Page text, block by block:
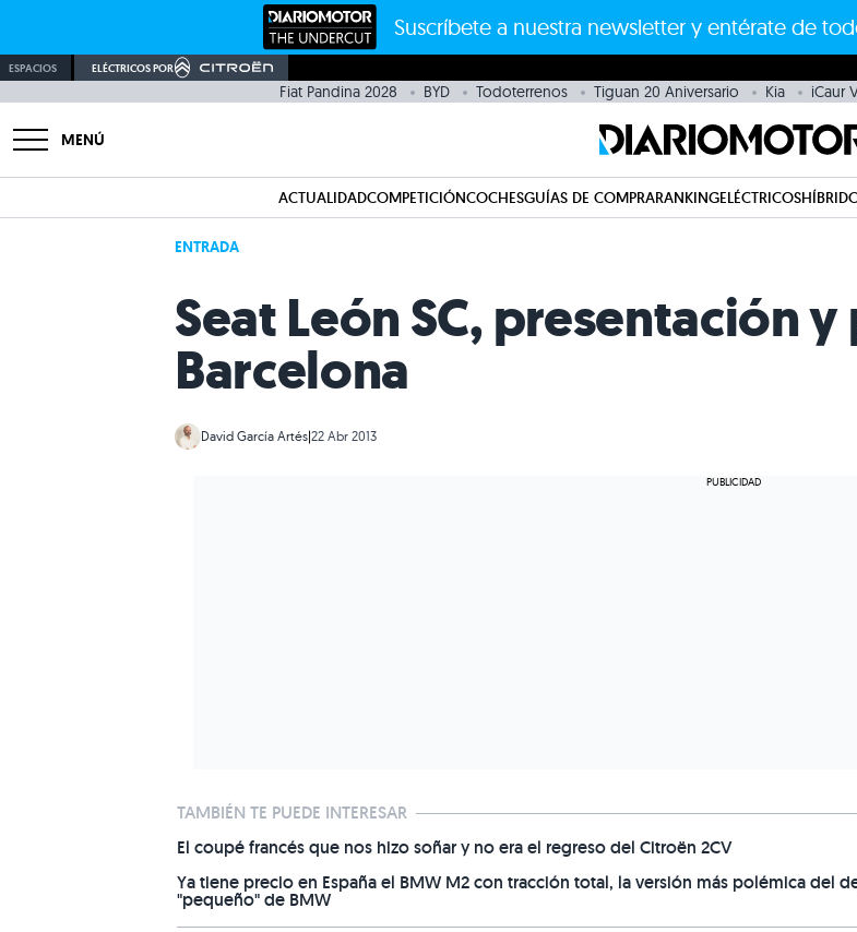
Suscríbete a nuestra newsletter y entérate de
ESPACIOS ELÉCTRICOS POR
Fiat Pandina 2028 BYD Todoterrenos Tiguan 20 Aniversario Kia iCaur
MENÚ
ACTUALIDADCOMPETICIÓNCOCHESGUÍAS DE COMPRARANKINGELÉCTRICOS
ENTRADA
Seat León SC, presentación
Barcelona
David García Artés|22 Abr 2013
TAMBIÉN TE PUEDE INTERESAR
El coupé francés que nos hizo soñar y no era el regreso del Citroën 2CV
Ya tiene precio en España el BMW M2 con tracción total, la versión más polémica del
"pequeño" de BMW